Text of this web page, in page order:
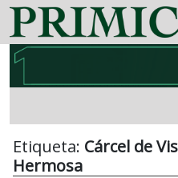
Etiqueta: Cárcel de
Hermosa